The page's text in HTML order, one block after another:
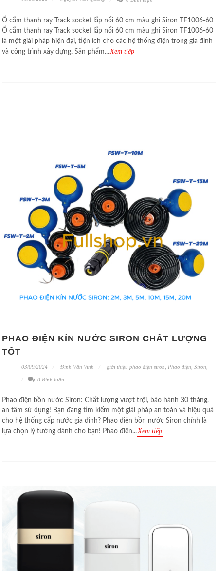
Ổ cắm thanh ray Track socket lắp nổi 60 cm màu ghi Siron TF1006-60
Ổ cắm thanh ray Track socket lắp nổi 60 cm màu ghi Siron TF1006-60
là một giải pháp hiện đại, tiện ích cho các hệ thống điện trong gia đình
và công trình xây dựng. Sản phẩm...Xem tiếp
PHAO ĐIỆN KÍN NƯỚC SIRON CHẤT LƯỢNG
TỐT
03/09/2024 Đinh Văn Vinh giới thiệu phao điện siron Phao điện Siron
0 Bình luận
Phao điện bồn nước Siron: Chất lượng vượt trội, bảo hành 30 tháng,
an tâm sử dụng! Bạn đang tìm kiếm một giải pháp an toàn và hiệu quả
cho hệ thống cấp nước gia đình? Phao điện bồn nước Siron chính là
lựa chọn lý tưởng dành cho bạn! Phao điện... Xem tiếp